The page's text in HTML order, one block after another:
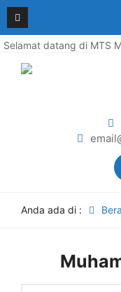
Selamat datang di MTS
Anda ada di :